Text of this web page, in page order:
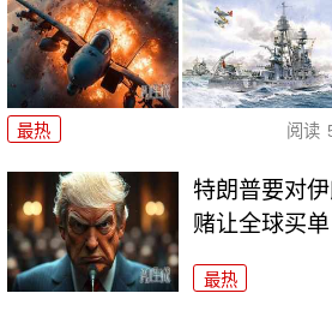
最热 阅读
特朗普要对
赌让全球买单
最热